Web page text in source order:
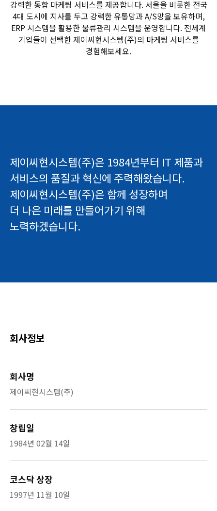
강력한 통합 마케팅 서비스를 제공합니다. 서울을 비롯한 전국
4대 도시에 지사를 두고 강력한 유통망과 A/S망을 보유하며,
ERP 시스템을 활용한 물류관리 시스템을 운영합니다. 전세계
기업들이 선택한 제이씨현시스템(주)의 마케팅 서비스를
경험해보세요.
제이씨현시스템(주)은 1984년부터 IT 제품과
서비스의 품질과 혁신에 주력해왔습니다.
제이씨현시스템(주)은 함께 성장하며
더 나은 미래를 만들어가기 위해
노력하겠습니다.
회사정보
회사명
제이씨현시스템(주)
창립일
1984년 02월 14일
코스닥 상장
1997년 11월 10일